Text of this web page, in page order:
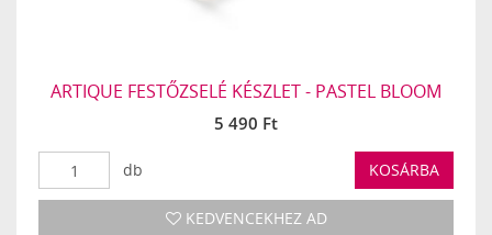
ARTIQUE FESTŐZSELÉ KÉSZLET - PASTEL BLOOM
5 490 Ft
db KOSÁRBA
KEDVENCEKHEZ AD